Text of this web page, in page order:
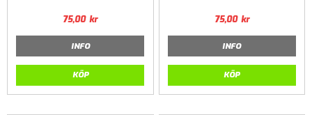
75,00 kr
INFO
KÖP
75,00 kr
INFO
KÖP